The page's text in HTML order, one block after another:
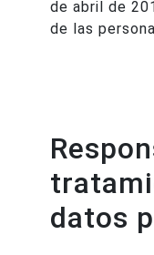
de abril de
de las
datos